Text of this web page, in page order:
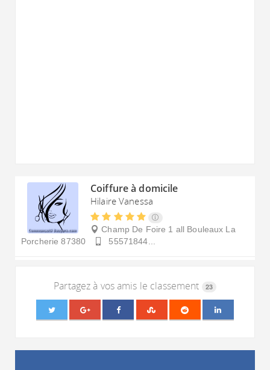
Coiffure à domicile
Hilaire Vanessa
Champ De Foire 1 all Bouleaux La
Porcherie 87380 55571844...
Partagez à vos amis le classement 23